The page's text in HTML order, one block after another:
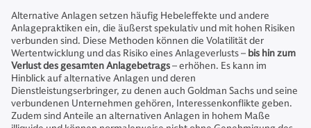
Alternative Anlagen setzen häufig Hebeleffekte und andere
Anlagepraktiken ein, die äußerst spekulativ und mit hohen Risiken
verbunden sind. Diese Methoden können die Volatilität der
Wertentwicklung und das Risiko eines Anlageverlusts – bis hin zum
Verlust des gesamten Anlagebetrags– erhöhen. Es kann im
Hinblick auf alternative Anlagen und deren
Dienstleistungserbringer, zu denen auch Goldman Sachs und seine
verbundenen Unternehmen gehören, Interessenkonflikte geben.
Zudem sind Anteile an alternativen Anlagen in hohem Maße